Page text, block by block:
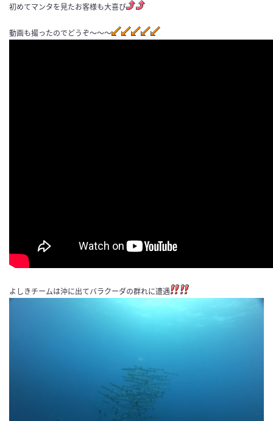
初めてマンタを見たお客様も大喜び
動画も撮ったのでどうぞ〜〜〜
よしきチームは沖に出てバラクーダの群れに遭遇